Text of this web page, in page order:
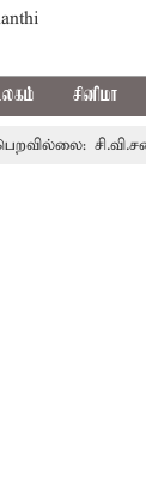
சினிமா
சி.வி.சண்முகம்